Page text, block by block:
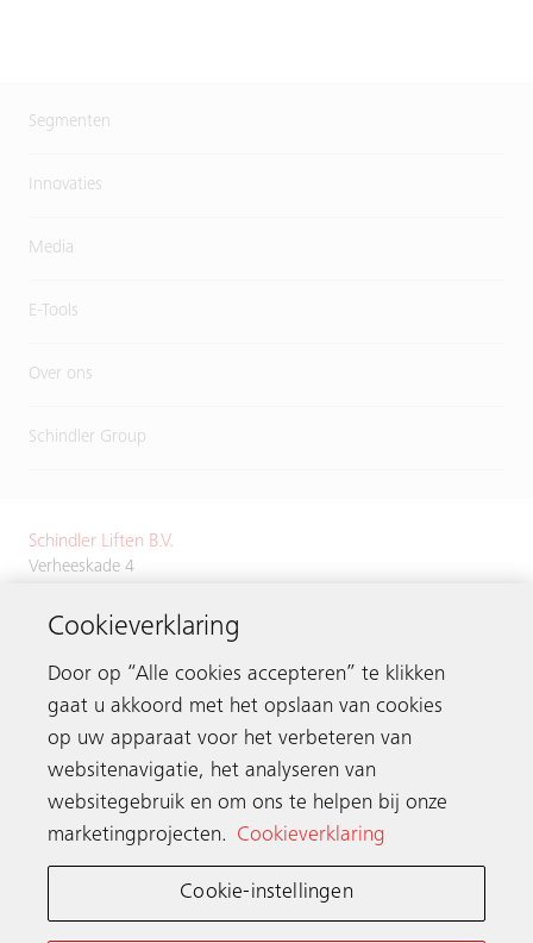
Segmenten
Innovaties
Media
E-Tools
Over ons
Schindler Group
Schindler Liften B.V.
Verheeskade 4
Tel.+31 70 3843700
Neem contact op
Schindler wereldwijd
Cookieverklaring
Door op “Alle cookies accepteren” te klikken
gaat u akkoord met het opslaan van cookies
op uw apparaat voor het verbeteren van
websitenavigatie, het analyseren van
websitegebruik en om ons te helpen bij onze
marketingprojecten.
Cookieverklaring
Cookie-instellingen